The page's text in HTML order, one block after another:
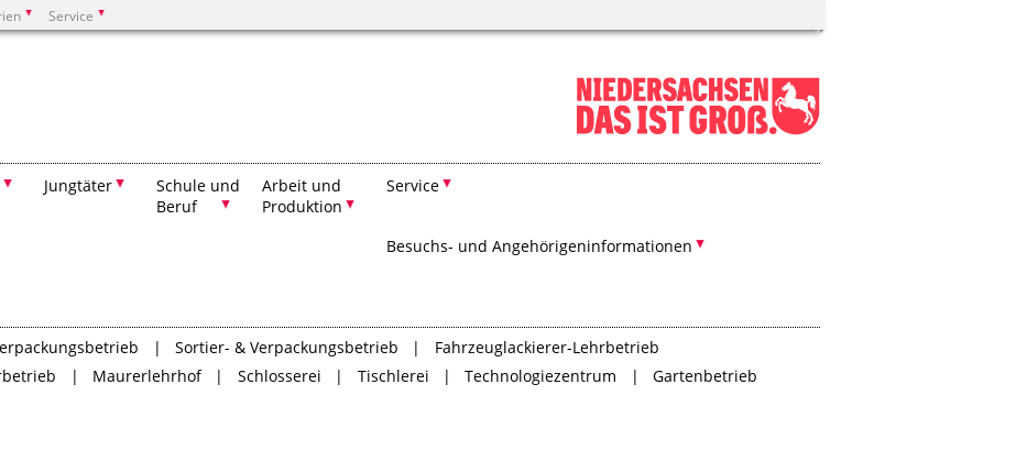
Service
Jungtäter
Schule und
Beruf
Arbeit und
Produktion
Service
Besuchs- und Angehörigeninformationen
Sortier- & Verpackungsbetrieb
Fahrzeuglackierer-Lehrbetrieb
Maurerlehrhof Schlosserei Tischlerei Technologiezentrum
Gartenbetrieb